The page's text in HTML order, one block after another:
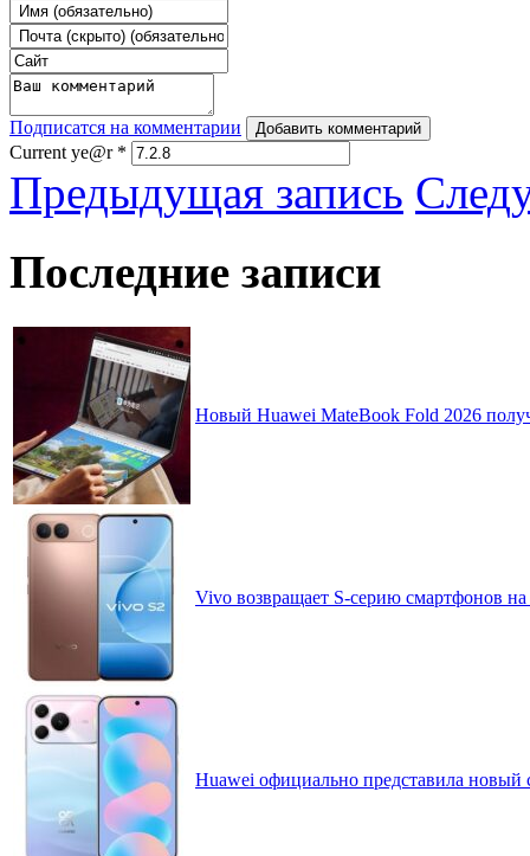
Подписатся на комментарии Добавить комментарий
Current ye@r *
Предыдущая запись
Последние записи
Новый Huawei MateBook Fold 2026
Vivo возвращает S-серию смартфонов
Huawei официально представила